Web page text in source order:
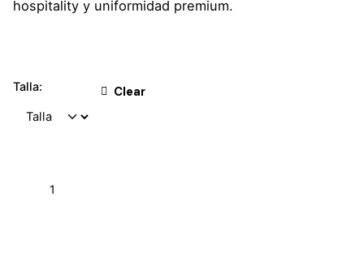
hospitality y uniformidad premium.
Talla: Clear